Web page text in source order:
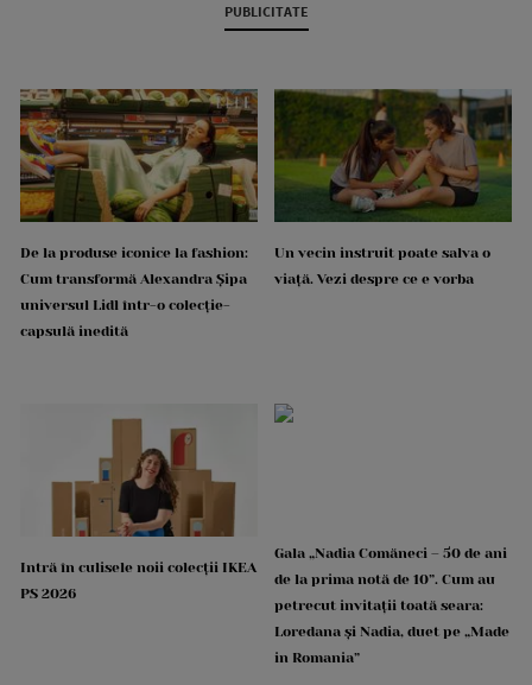
PUBLICITATE
De la produse iconice la fashion:
Cum transformă Alexandra Șipa
universul Lidl într-o colecție-
capsulă inedită
Un vecin instruit poate salva o
viață. Vezi despre ce e vorba
Intră în culisele noii colecții IKEA
PS 2026
Gala „Nadia Comăneci – 50 de ani
de la prima notă de 10”. Cum au
petrecut invitații toată seara:
Loredana și Nadia, duet pe „Made
in Romania”